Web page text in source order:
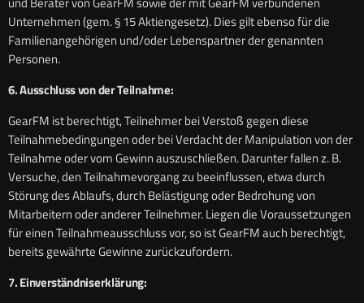
Unternehmen (gem. § 15 Aktiengesetz). Dies gilt ebenso für die
Familienangehörigen und/oder Lebenspartner der genannten
Personen.
6. Ausschluss von der Teilnahme:
GearFM ist berechtigt, Teilnehmer bei Verstoß gegen diese
Teilnahmebedingungen oder bei Verdacht der Manipulation von der
Teilnahme oder vom Gewinn auszuschließen. Darunter fallen z. B.
Versuche, den Teilnahmevorgang zu beeinflussen, etwa durch
Störung des Ablaufs, durch Belästigung oder Bedrohung von
Mitarbeitern oder anderer Teilnehmer. Liegen die Voraussetzungen
für einen Teilnahmeausschluss vor, so ist GearFM auch berechtigt,
bereits gewährte Gewinne zurückzufordern.
7. Einverständniserklärung: